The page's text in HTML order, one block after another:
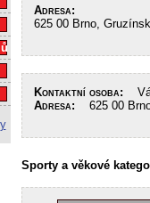
Adresa:
625 00 Brno,
Kontaktní osoba:
Adresa: 625 00
Sporty a věkové